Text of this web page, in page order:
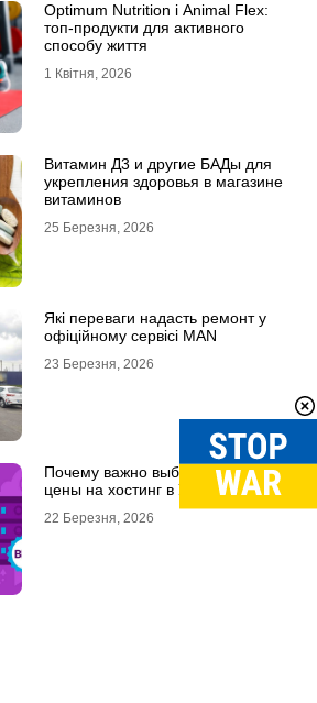
Optimum Nutrition і Animal Flex:
топ-продукти для активного
способу життя
1 Квітня, 2026
Витамин Д3 и другие БАДы для
укрепления здоровья в магазине
витаминов
25 Березня, 2026
Які переваги надасть ремонт у
офіційному сервісі MAN
23 Березня, 2026
Почему важно выбрать хорошие
цены на хостинг в Украине
22 Березня, 2026